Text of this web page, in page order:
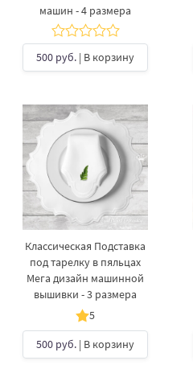
машин - 4 размера
500 руб. | В корзину
Классическая Подставка
под тарелку в пяльцах
Мега дизайн машинной
вышивки - 3 размера
5
500 руб. | В корзину